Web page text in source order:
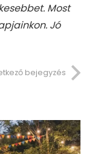
Most
Jó
bejegyzés